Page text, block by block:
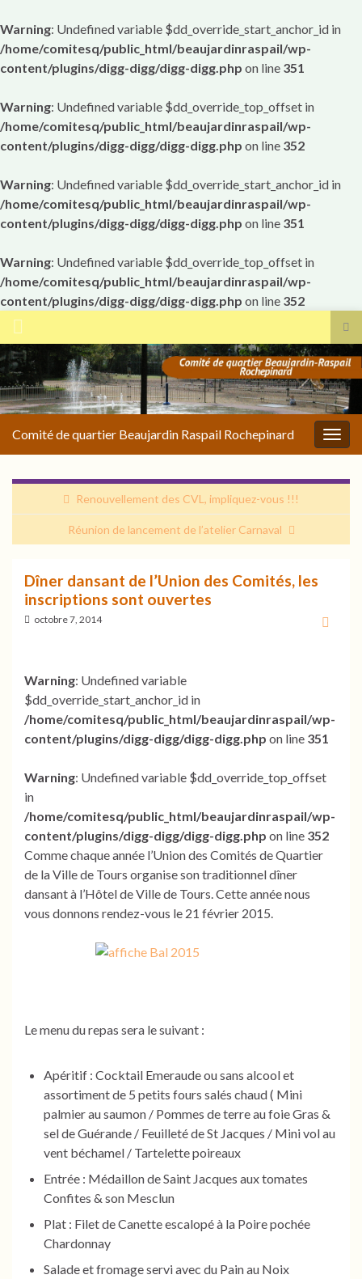
Warning: Undefined variable $dd_override_start_anchor_id in
/home/comitesq/public_html/beaujardinraspail/wp-
content/plugins/digg-digg/digg-digg.php on line 351
Warning: Undefined variable $dd_override_top_offset in
/home/comitesq/public_html/beaujardinraspail/wp-
content/plugins/digg-digg/digg-digg.php on line 352
Warning: Undefined variable $dd_override_start_anchor_id in
/home/comitesq/public_html/beaujardinraspail/wp-
content/plugins/digg-digg/digg-digg.php on line 351
Warning: Undefined variable $dd_override_top_offset in
/home/comitesq/public_html/beaujardinraspail/wp-
content/plugins/digg-digg/digg-digg.php on line 352
Search for:
Comité de quartier Beaujardin Raspail Rochepinard
Renouvellement des CVL, impliquez-vous !!!
Réunion de lancement de l’atelier Carnaval
Dîner dansant de l’Union des Comités, les
inscriptions sont ouvertes
octobre 7, 2014
Warning: Undefined variable
$dd_override_start_anchor_id in
/home/comitesq/public_html/beaujardinraspail/wp-
content/plugins/digg-digg/digg-digg.php on line 351
Warning: Undefined variable $dd_override_top_offset
in
/home/comitesq/public_html/beaujardinraspail/wp-
content/plugins/digg-digg/digg-digg.php on line 352
Comme chaque année l’Union des Comités de Quartier
de la Ville de Tours organise son traditionnel dîner
dansant à l’Hôtel de Ville de Tours. Cette année nous
vous donnons rendez-vous le 21 février 2015.
Le menu du repas sera le suivant :
Apéritif : Cocktail Emeraude ou sans alcool et
assortiment de 5 petits fours salés chaud ( Mini
palmier au saumon / Pommes de terre au foie Gras &
sel de Guérande / Feuilleté de St Jacques / Mini vol au
vent béchamel / Tartelette poireaux
Entrée : Médaillon de Saint Jacques aux tomates
Confites & son Mesclun
Plat : Filet de Canette escalopé à la Poire pochée
Chardonnay
Salade et fromage servi avec du Pain au Noix